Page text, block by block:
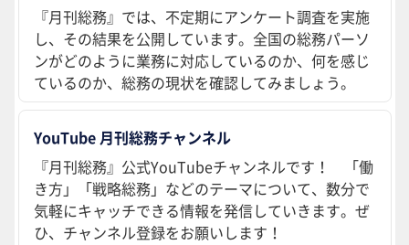
『月刊総務』では、不定期にアンケート調査を実施
し、その結果を公開しています。全国の総務パーソ
ンがどのように業務に対応しているのか、何を感じ
ているのか、総務の現状を確認してみましょう。
YouTube 月刊総務チャンネル
『月刊総務』公式YouTubeチャンネルです！ 「働
き方」「戦略総務」などのテーマについて、数分で
気軽にキャッチできる情報を発信していきます。ぜ
ひ、チャンネル登録をお願いします！